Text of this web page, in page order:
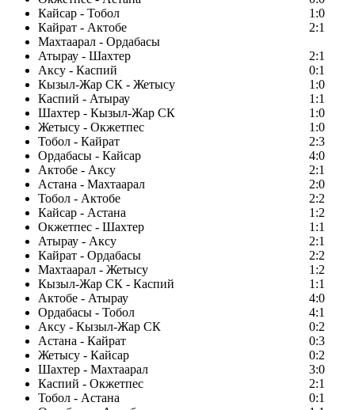
Кайсар - Тобол
1:0
Кайрат - Актобе
2:1
Махтаарал - Ордабасы
Атырау - Шахтер
2:1
Аксу - Каспий
0:1
Кызыл-Жар СК - Жетысу
1:0
Каспий - Атырау
1:1
Шахтер - Кызыл-Жар СК
1:0
Жетысу - Окжетпес
1:0
Тобол - Кайрат
2:3
Ордабасы - Кайсар
4:0
Актобе - Аксу
2:1
Астана - Махтаарал
2:0
Тобол - Актобе
2:2
Кайсар - Астана
1:2
Окжетпес - Шахтер
1:1
Атырау - Аксу
2:1
Кайрат - Ордабасы
2:2
Махтаарал - Жетысу
1:2
Кызыл-Жар СК - Каспий
1:1
Актобе - Атырау
4:0
Ордабасы - Тобол
4:1
Аксу - Кызыл-Жар СК
0:2
Астана - Кайрат
0:3
Жетысу - Кайсар
0:2
Шахтер - Махтаарал
3:0
Каспий - Окжетпес
2:1
Тобол - Астана
0:1